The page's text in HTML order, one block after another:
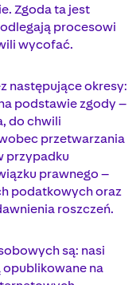
Zgoda ta jest
procesowi
wycofać.
następujące okresy:
podstawie zgody –
do chwili
przetwarzania
przypadku
prawnego –
podatkowych oraz
roszczeń.
są: nasi
opublikowane na